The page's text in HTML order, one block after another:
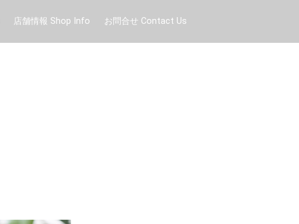
店舗情報 Shop Info お問合せ Contact Us